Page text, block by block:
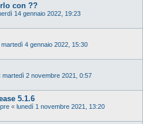
con ??
14 gennaio 2022, 19:23
martedì 4 gennaio 2022, 15:30
martedì 2 novembre 2021, 0:57
5.1.6
« lunedì 1 novembre 2021, 13:20